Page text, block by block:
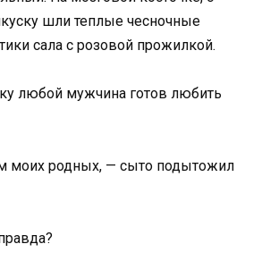
шли теплые чесночные
сала с розовой прожилкой.
любой мужчина готов любить
родных, — сыто подытожил